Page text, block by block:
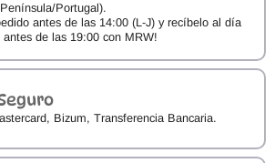
Portugal).
antes de las 14:00 (L-J) y recíbelo al día
antes de las 19:00 con MRW!
Bizum, Transferencia Bancaria.